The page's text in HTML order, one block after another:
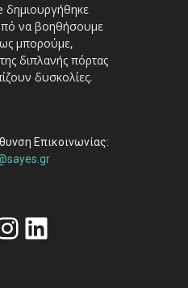
δημιουργήθηκε
να βοηθήσουμε
μπορούμε,
διπλανής πόρτας
δυσκολίες.
Επικοινωνίας:
Linkedin